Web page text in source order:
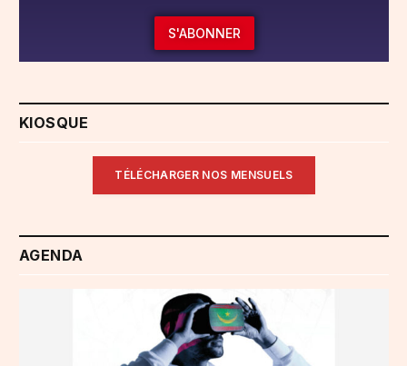
S'ABONNER
KIOSQUE
TÉLÉCHARGER NOS MENSUELS
AGENDA